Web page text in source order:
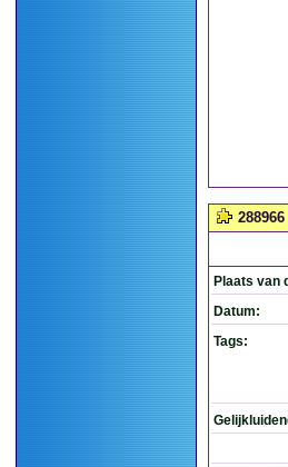
288966
Plaats van
Datum:
Tags: